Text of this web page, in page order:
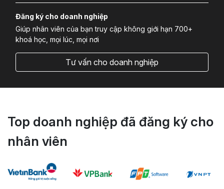
Đăng ký cho doanh nghiệp
Giúp nhân viên của bạn truy cập không giới hạn 700+
khoá học, mọi lúc, mọi nơi
Tư vấn cho doanh nghiệp
Top doanh nghiệp đã đăng ký cho
nhân viên